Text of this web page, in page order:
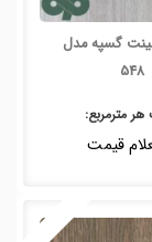
گسپه مدل
548
هر مترمربع:
قیمت